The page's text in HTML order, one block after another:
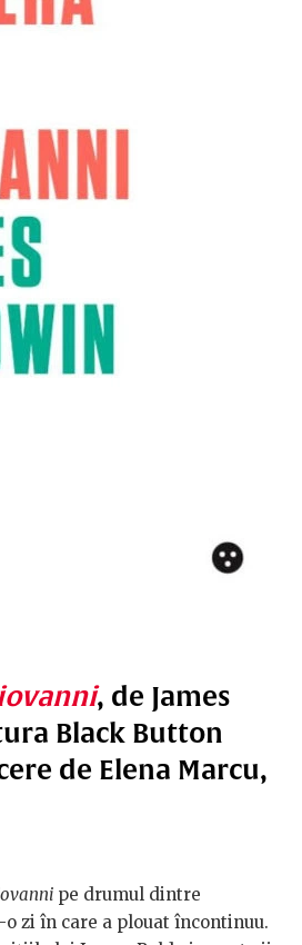
, de James
Black Button
de Elena Marcu,
pe drumul dintre
zi în care a plouat încontinuu.